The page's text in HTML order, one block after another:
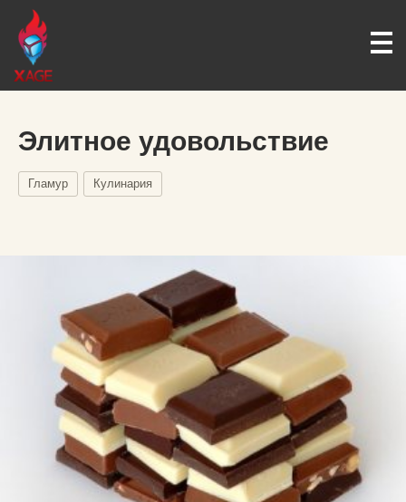
Элитное удовольствие
Гламур Кулинария